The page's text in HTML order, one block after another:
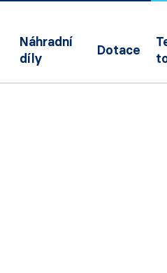
Náhradní
díly
Dotace